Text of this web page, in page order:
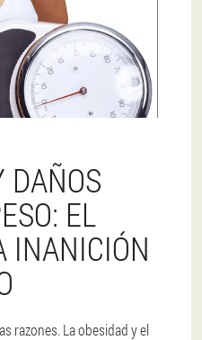
DAÑOS
EL
INANICIÓN
razones. La obesidad y el